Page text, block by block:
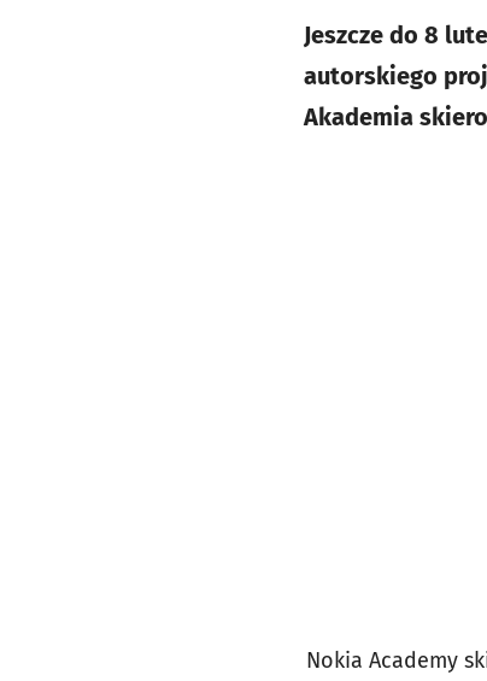
Jeszcze do 8
autorskiego
Akademia
Nokia Academy